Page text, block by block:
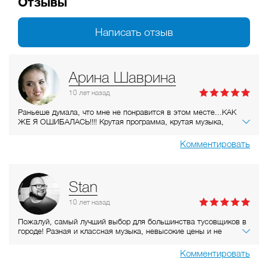
Написать отзыв
Арина Шаврина
10 летназад
Раньеше думала, что мне не понравится в этом месте...КАК
ЖЕ Я ОШИБАЛАСЬ!!!! Крутая программа, крутая музыка,
приветливый) на входе спросили паспорт, прям комплимент :)))
Комментировать
Stan
10 летназад
Пожалуй, самый лучший выбор для большинства тусовщиков в
городе! Разная и классная музыка, невысокие цены и не
и работает три дня в неделю - очень удобно! ;)Комментировать